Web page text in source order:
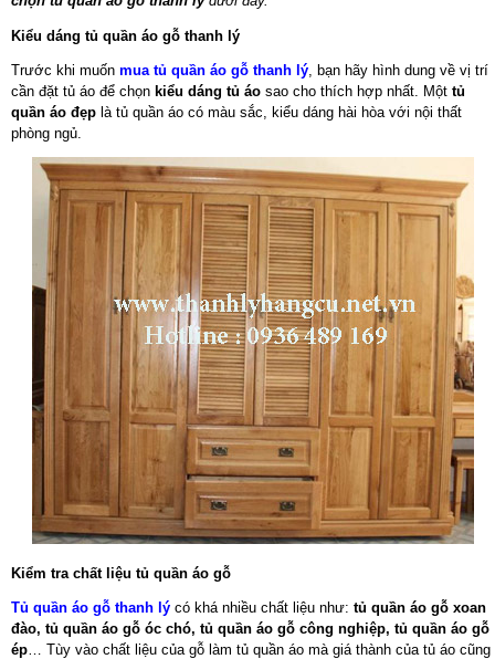
Kiểu dáng tủ quần áo gỗ thanh lý
Trước khi muốn mua tủ quần áo gỗ thanh lý , bạn hãy hình dung về vị trí
cần đặt tủ áo để chọn kiểu dáng tủ áo sao cho thích hợp nhất. Một tủ
quần áo đẹp là tủ quần áo có màu sắc, kiểu dáng hài hòa với nội thất
phòng ngủ.
Kiểm tra chất liệu tủ quần áo gỗ
Tủ quần áo gỗ thanh lý có khá nhiều chất liệu như: tủ quần áo gỗ xoan
đào, tủ quần áo gỗ óc chó, tủ quần áo gỗ công nghiệp, tủ quần áo gỗ
ép … Tùy vào chất liệu của gỗ làm tủ quần áo mà giá thành của tủ áo cũng